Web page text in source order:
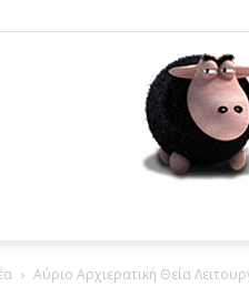
Αύριο Αρχιερατική Θεία